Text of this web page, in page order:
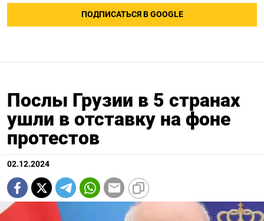
ПОДПИСАТЬСЯ В GOOGLE
Послы Грузии в 5 странах
ушли в отставку на фоне
протестов
02.12.2024